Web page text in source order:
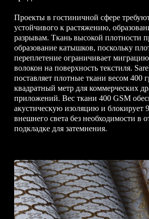
Проекты в гостиничной сфере
устойчивого к растяжению,
разрывам. Ткань высокой плотности
образование катышков, поскольку
переплетение ограничивает
волокон на поверхность текстиля.
поставляет плотные ткани весом 400
квадратный метр для коммерческих
приложений. Вес ткани 400 GSM
акустическую изоляцию и блокирует
внешнего света без необходимости в
подкладке для затемнения.